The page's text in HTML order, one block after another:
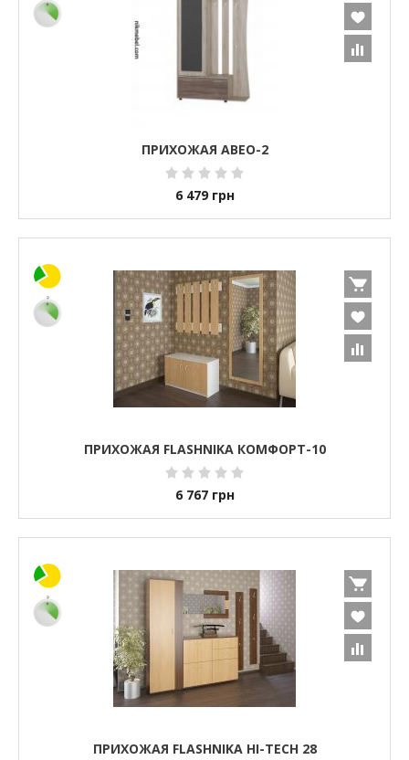
ПРИХОЖАЯ АВЕО-2
6 479 грн
ПРИХОЖАЯ FLASHNIKA КОМФОРТ-10
6 767 грн
ПРИХОЖАЯ FLASHNIKA HI-TECH 28